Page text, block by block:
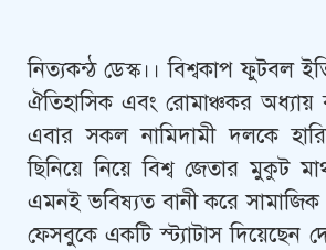
নিত্যকন্ঠ ডেস্ক।। বিশ্বকাপ ফুটবল
ঐতিহাসিক এবং রোমাঞ্চকর অধ্যায়
এবার সকল নামিদামী দলকে
ছিনিয়ে নিয়ে বিশ্ব জেতার মুকুট
এমনই ভবিষ্যত বানী করে
ফেসবুকে একটি স্ট্যাটাস দিয়েছেন